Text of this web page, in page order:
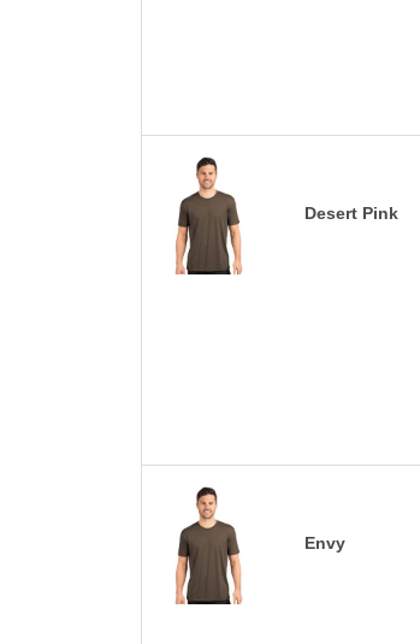
Desert Pink
Envy